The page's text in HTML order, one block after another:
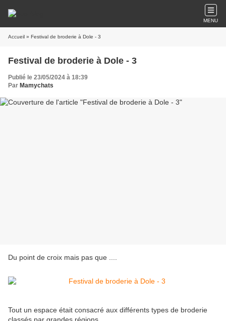
MENU
Accueil » Festival de broderie à Dole - 3
Festival de broderie à Dole - 3
Publié le 23/05/2024 à 18:39
Par Mamychats
Du point de croix mais pas que ....
Tout un espace était consacré aux différents types de broderie